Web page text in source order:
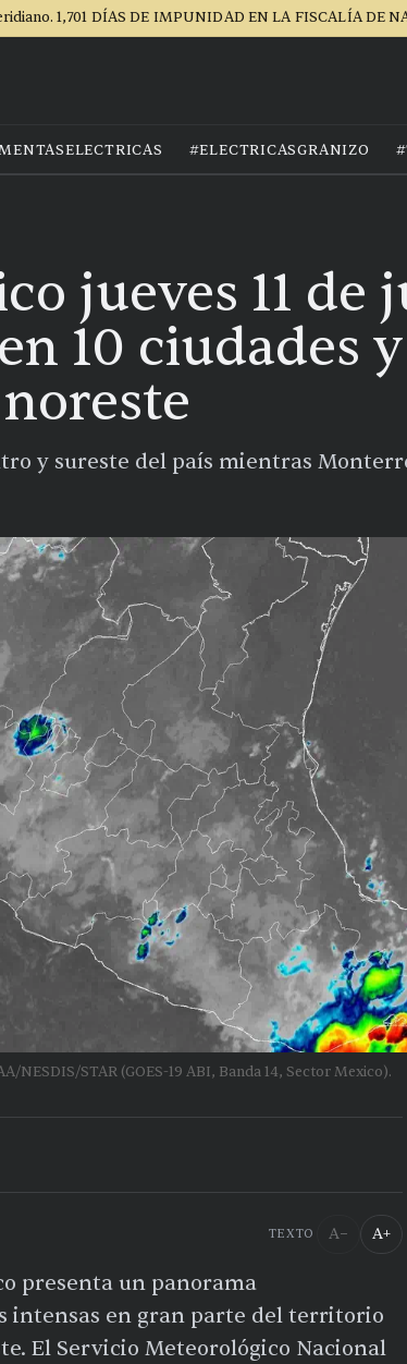
1,701 DÍAS DE IMPUNIDAD EN LA FISCALÍA DE
#ELECTRICASGRANIZO
jueves 11 de
10 ciudades
y sureste del país mientras
STAR (GOES-19 ABI, Banda 14, Sector Mexico).
TEXTO A− A+
presenta un panorama
intensas en gran parte del territorio
El Servicio Meteorológico Nacional